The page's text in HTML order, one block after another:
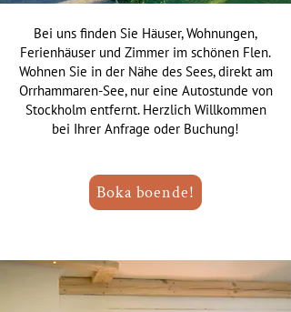
Bei uns finden Sie Häuser, Wohnungen,
Ferienhäuser und Zimmer im schönen Flen.
Wohnen Sie in der Nähe des Sees, direkt am
Orrhammaren-See, nur eine Autostunde von
Stockholm entfernt. Herzlich Willkommen
bei Ihrer Anfrage oder Buchung!
Boka boende!